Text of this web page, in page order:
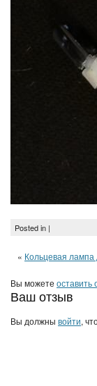
Posted in |
« Кольцевая
Вы можете оставить
Ваш отзыв
Вы должны войти,